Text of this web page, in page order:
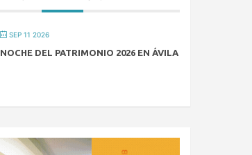
SEP 11 2026
NOCHE DEL PATRIMONIO 2026 EN ÁVILA